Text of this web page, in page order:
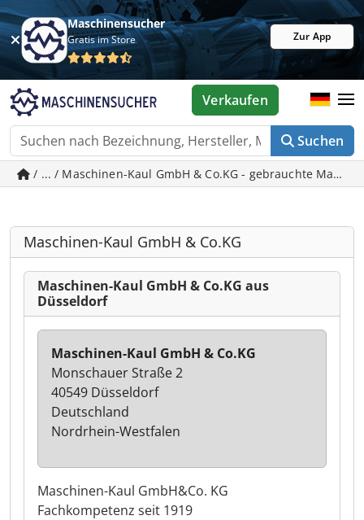
Maschinensucher
Gratis im Store Zur App
Suchen
Verkaufen
/ ... / Maschinen-Kaul GmbH & Co.KG - gebrauchte
Maschinen-Kaul GmbH & Co.KG
Maschinen-Kaul GmbH & Co.KG aus
Düsseldorf
Maschinen-Kaul GmbH&Co. KG
Fachkompetenz seit 1919
Maschinen-Kaul GmbH & Co.KG
Monschauer Straße 2
40549 Düsseldorf
Deutschland
Nordrhein-Westfalen